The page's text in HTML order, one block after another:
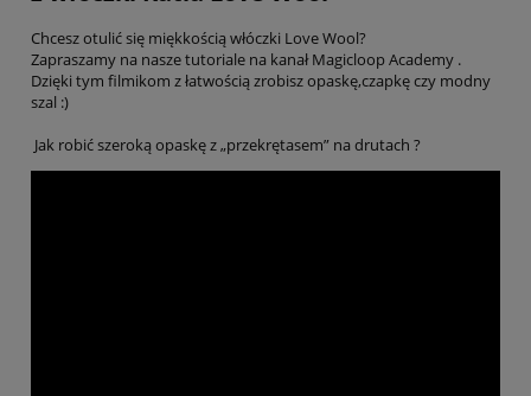
Chcesz otulić się miękkością włóczki Love Wool?
Zapraszamy na nasze tutoriale na kanał Magicloop Academy .
Dzięki tym filmikom z łatwością zrobisz opaskę,czapkę czy modny
szal :)
Jak robić szeroką opaskę z „przekrętasem” na drutach ?